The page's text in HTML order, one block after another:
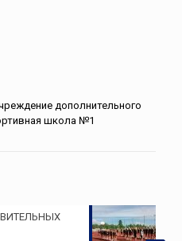
дополнительного
школа №1